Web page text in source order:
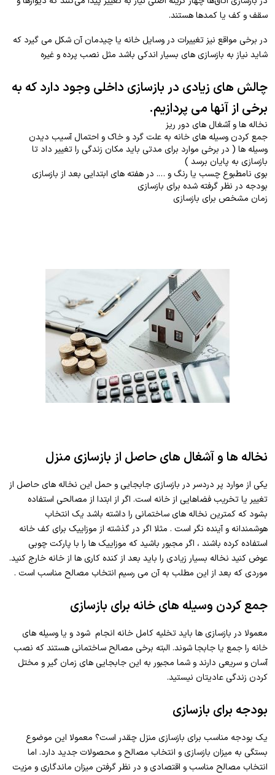
سقف و کف یا کمدها هستند.
در برخی مواقع نیز تغییرات در وسایل خانه یا چیدمان آن شکل می گیرد که
شاید نیاز به بازسازی های بسیار اندکی باشد مثل نصب پرده و غیره
چالش های زیادی در بازسازی داخلی وجود دارد که به
برخی از آنها می پردازیم.
نخاله ها و آشغال های دور ریز
جمع کردن وسیله های خانه به علت گرد و خاک و احتمال آسیب دیدن
وسیله ها ( در برخی موارد برای مدتی باید مکان زندگی را تغییر داد تا
بازسازی به پایان برسد )
بوی نامطبوع چسب یا رنگ و …. در هفته های ابتدایی بعد از بازسازی
بودجه در نظر گرفته شده برای بازسازی
زمان مشخص برای بازسازی
نخاله ها و آشغال های حاصل از بازسازی منزل
یکی از موارد پر دردسر در بازسازی جابجایی و حمل این نخاله های حاصل از
تغییر یا تخریب فضاهایی از خانه است. اگر از ابتدا از مصالحی استفاده
بشود که کمترین نخاله های ساختمانی را داشته باشد یک انتخاب
هوشمندانه و آینده نگر است . مثلا اگر در گذشته از موزاییک برای کف خانه
استفاده کرده باشند ، اگر مجبور باشید که موزاییک ها را با پارکت چوبی
عوض کنید نخاله بسیار زیادی را باید بعد از کنده کاری ها از خانه خارج کنید.
موردی که بعد از این مطلب به آن می رسیم انتخاب مصالح مناسب است .
جمع کردن وسیله های خانه برای بازسازی
معمولا در بازسازی ها باید تخلیه کامل خانه انجام شود و یا وسیله های
خانه را جمع یا جابجا شوند. البته برخی مصالح ساختمانی هستند که نصب
آسان و سریعی دارند و شما مجبور به این جابجایی های زمان گیر و مختل
کردن زندگی عادیتان نیستید.
بودجه برای بازسازی
یک بودجه مناسب برای بازسازی منزل چقدر است؟ معمولا این موضوع
بستگی به میزان بازسازی و انتخاب مصالح و محصولات جدید دارد. اما
انتخاب مصالح مناسب و اقتصادی و در نظر گرفتن میزان ماندگاری و مزیت